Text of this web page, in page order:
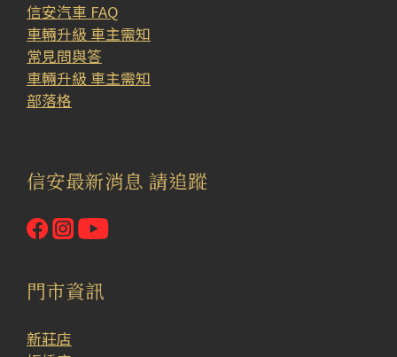
信安汽車 FAQ
車輛升級 車主需知
常見問與答
車輛升級 車主需知
部落格
信安最新消息 請追蹤
門市資訊
新莊店